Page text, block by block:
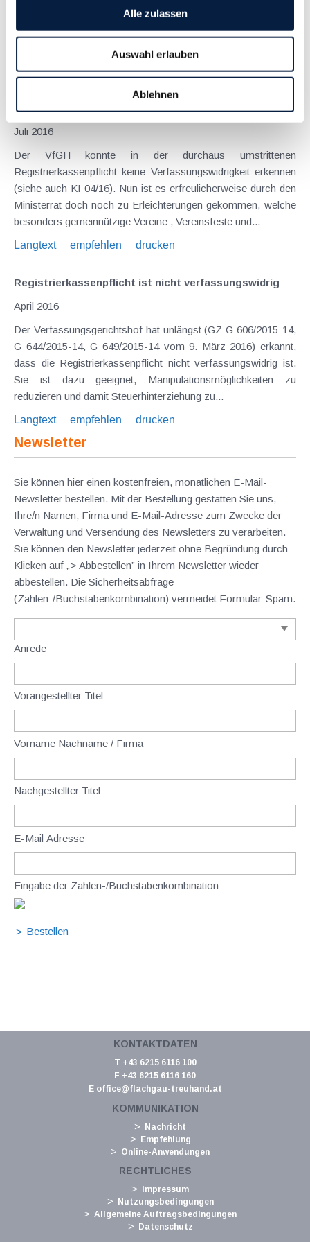
Alle zulassen
Auswahl erlauben
Ablehnen
wenn der Steuerpflichtige tatsächlich und rechtlich über sie
verfügen kann. Ausgaben sind für das...
empfehlen drucken
Doch noch Erleichterungen bei der
Registrierkassenpflicht
Juli 2016
Der VfGH konnte in der durchaus umstrittenen
Registrierkassenpflicht keine Verfassungswidrigkeit erkennen
(siehe auch KI 04/16). Nun ist es erfreulicherweise durch den
Ministerrat doch noch zu Erleichterungen gekommen, welche
besonders gemeinnützige Vereine , Vereinsfeste und...
Langtext
empfehlen drucken
Registrierkassenpflicht ist nicht verfassungswidrig
April 2016
Der Verfassungsgerichtshof hat unlängst (GZ G 606/2015-14,
G 644/2015-14, G 649/2015-14 vom 9. März 2016) erkannt,
dass die Registrierkassenpflicht nicht verfassungswidrig ist.
Sie ist dazu geeignet, Manipulationsmöglichkeiten zu
reduzieren und damit Steuerhinterziehung zu...
Langtext
empfehlen drucken
Newsletter
Sie können hier einen kostenfreien, monatlichen E-Mail-
Newsletter bestellen. Mit der Bestellung gestatten Sie uns,
Ihre/n Namen, Firma und E-Mail-Adresse zum Zwecke der
Verwaltung und Versendung des Newsletters zu verarbeiten.
Sie können den Newsletter jederzeit ohne Begründung durch
Klicken auf „> Abbestellen” in Ihrem Newsletter wieder
abbestellen. Die Sicherheitsabfrage
(Zahlen-/Buchstabenkombination) vermeidet Formular-Spam.
Anrede
Vorangestellter Titel
Vorname Nachname / Firma
Nachgestellter Titel
E-Mail Adresse
Eingabe der Zahlen-/Buchstabenkombination
KONTAKTDATEN
T +43 6215 6116 100
F +43 6215 6116 160
E office@flachgau-treuhand.at
KOMMUNIKATION
Nachricht
Empfehlung
Online-Anwendungen
RECHTLICHES
Impressum
Nutzungsbedingungen
Allgemeine Auftragsbedingungen
Datenschutz